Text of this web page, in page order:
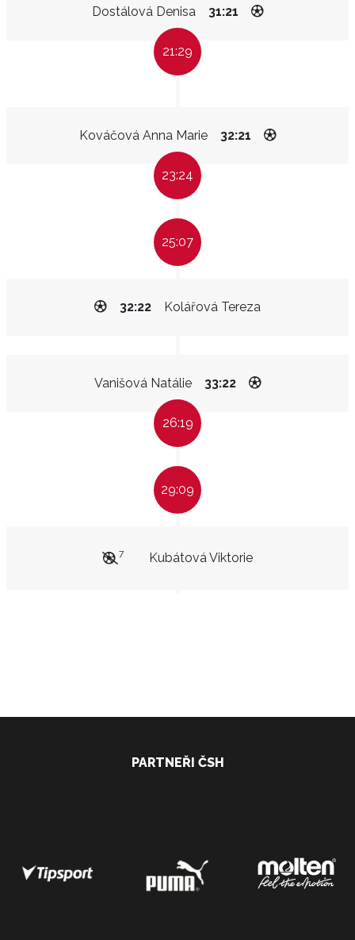
Dostálová Denisa 31:21
21:29
Kováčová Anna Marie 32:21
23:24
25:07
Kolářová Tereza
32:22
Vanišová Natálie 33:22
26:19
29:09
Kubátová Viktorie
7
PARTNEŘI ČSH